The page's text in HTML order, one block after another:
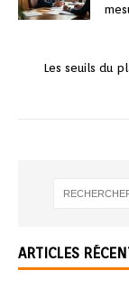
Les seuils du
ARTICLES